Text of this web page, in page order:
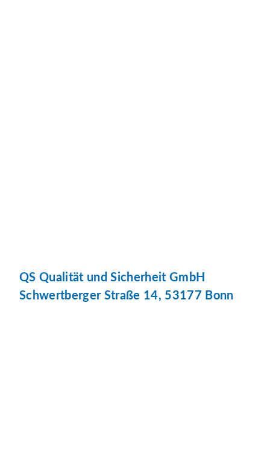
QS Qualität und Sicherheit GmbH
Schwertberger Straße 14, 53177 Bonn